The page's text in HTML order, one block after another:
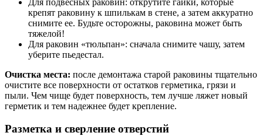
Для подвесных раковин: открутите гайки, которые
крепят раковину к шпилькам в стене, а затем аккуратно
снимите ее. Будьте осторожны, раковина может быть
тяжелой!
Для раковин «тюльпан»: сначала снимите чашу, затем
уберите пьедестал.
Очистка места: после демонтажа старой раковины тщательно
очистите все поверхности от остатков герметика, грязи и
пыли. Чем чище будет поверхность, тем лучше ляжет новый
герметик и тем надежнее будет крепление.
Разметка и сверление отверстий